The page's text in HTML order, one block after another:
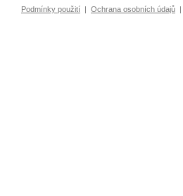
Podmínky použití | Ochrana osobních údajů |